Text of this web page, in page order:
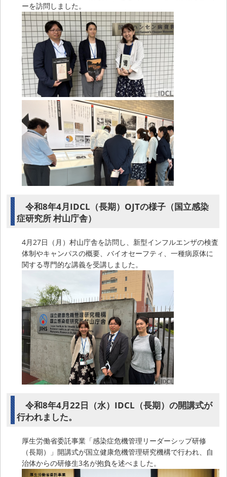
ーを訪問しました。
令和8年4月IDCL（長期）OJTの様子（国立感染
症研究所 村山庁舎）
4月27日（月）村⼭庁舎を訪問し、新型インフルエンザの検査
体制やキャンパスの概要、バイオセーフティ、⼀種病原体に
関する専⾨的な講義を受講しました。
令和8年4月22日（水）IDCL（長期）の開講式が
行われました。
厚生労働省委託事業「感染症危機管理リーダーシップ研修
（長期）」開講式が国立健康危機管理研究機構で行われ、自
治体からの研修生3名が抱負を述べました。